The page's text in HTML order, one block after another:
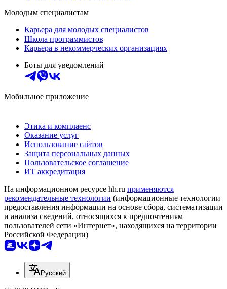
Молодым специалистам
Карьера для молодых специалистов
Школа программистов
Карьера в некоммерческих организациях
Боты для уведомлений
Мобильное приложение
Этика и комплаенс
Оказание услуг
Использование сайтов
Защита персональных данных
Пользовательское соглашение
ИТ аккредитация
На информационном ресурсе hh.ru применяются
рекомендательные технологии (информационные технологии
предоставления информации на основе сбора, систематизации
и анализа сведений, относящихся к предпочтениям
пользователей сети «Интернет», находящихся на территории
Российской Федерации)
Русский